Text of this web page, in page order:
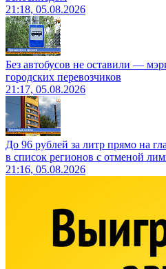
21:18, 05.08.2026
Без автобусов не оставили —
городских перевозчиков
21:17, 05.08.2026
До 96 рублей за литр прямо на
в список регионов с отменой
21:16, 05.08.2026